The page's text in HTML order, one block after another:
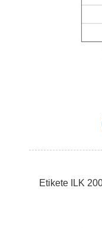
Etikete ILK